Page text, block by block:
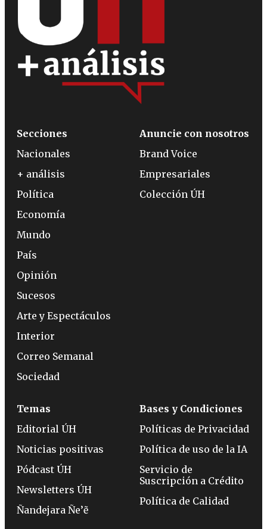
Secciones
Nacionales
+ análisis
Política
Economía
Mundo
País
Opinión
Sucesos
Arte y Espectáculos
Interior
Correo Semanal
Sociedad
Anuncie con nosotros
Brand Voice
Empresariales
Colección ÚH
Temas
Editorial ÚH
Noticias positivas
Pódcast ÚH
Newsletters ÚH
Ñandejara Ñe’ẽ
Bases y Condiciones
Políticas de Privacidad
Política de uso de la IA
Servicio de
Suscripción a Crédito
Política de Calidad